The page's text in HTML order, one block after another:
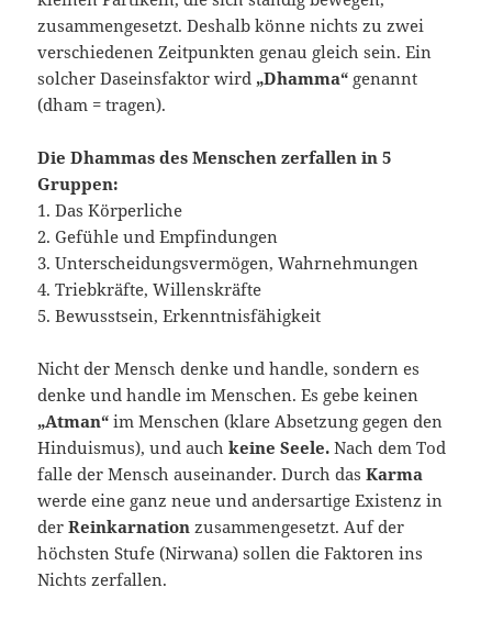
zusammengesetzt. Deshalb könne nichts zu zwei
verschiedenen Zeitpunkten genau gleich sein. Ein
solcher Daseinsfaktor wird „Dhamma“ genannt
(dham = tragen).
Die Dhammas des Menschen zerfallen in 5
Gruppen:
1. Das Körperliche
2. Gefühle und Empfindungen
3. Unterscheidungsvermögen, Wahrnehmungen
4. Triebkräfte, Willenskräfte
5. Bewusstsein, Erkenntnisfähigkeit
Nicht der Mensch denke und handle, sondern es
denke und handle im Menschen. Es gebe keinen
„Atman“ im Menschen (klare Absetzung gegen den
Hinduismus), und auch keine Seele. Nach dem Tod
falle der Mensch auseinander. Durch dasKarma
werde eine ganz neue und andersartige Existenz in
derReinkarnation zusammengesetzt. Auf der
höchsten Stufe (Nirwana) sollen die Faktoren ins
Nichts zerfallen.